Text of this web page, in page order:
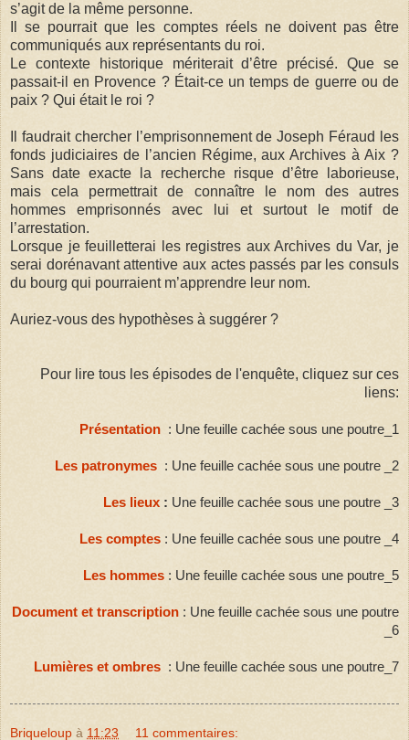
s’agit de la même personne.
Il se pourrait que les comptes réels ne doivent pas être
communiqués aux représentants du roi.
Le contexte historique mériterait d’être précisé. Que se
passait-il en Provence ? Était-ce un temps de guerre ou de
paix ? Qui était le roi ?
Il faudrait chercher l’emprisonnement de Joseph Féraud les
fonds judiciaires de l’ancien Régime, aux Archives à Aix ?
Sans date exacte la recherche risque d’être laborieuse,
mais cela permettrait de connaître le nom des autres
hommes emprisonnés avec lui et surtout le motif de
l’arrestation.
Lorsque je feuilletterai les registres aux Archives du Var, je
serai dorénavant attentive aux actes passés par les consuls
du bourg qui pourraient m’apprendre leur nom.
Auriez-vous des hypothèses à suggérer ?
Pour lire tous les épisodes de l'enquête, cliquez sur ces
liens:
Présentation : Une feuille cachée sous une poutre_1
Les patronymes : Une feuille cachée sous une poutre _2
Les lieux : Une feuille cachée sous une poutre _3
Les comptes : Une feuille cachée sous une poutre _4
Les hommes : Une feuille cachée sous une poutre_5
Document et transcription : Une feuille cachée sous une poutre
_6
Lumières et ombres : Une feuille cachée sous une poutre_7
Briqueloup à 11:23 11 commentaires: